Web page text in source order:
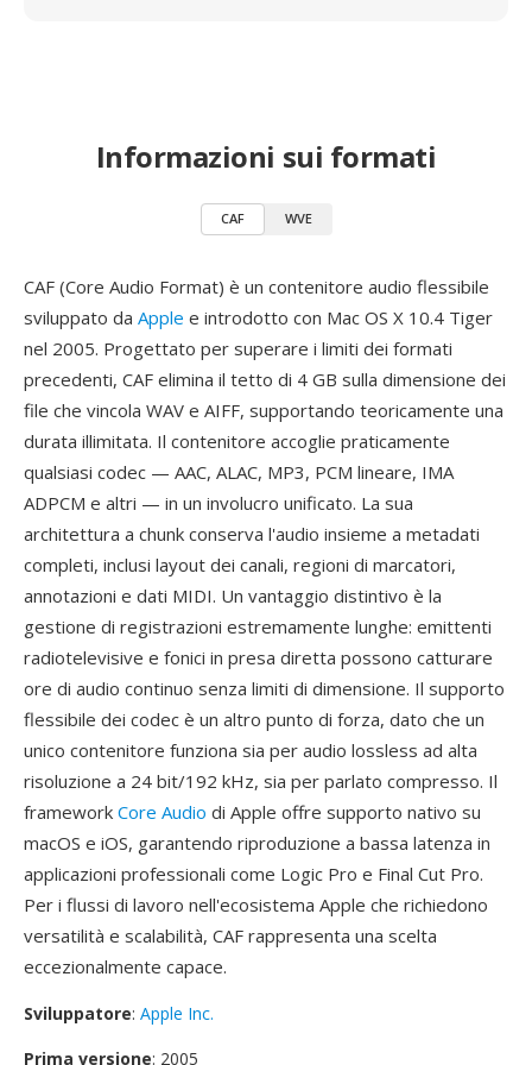
Informazioni sui formati
CAF WVE
CAF (Core Audio Format) è un contenitore audio flessibile
sviluppato da Apple e introdotto con Mac OS X 10.4 Tiger
nel 2005. Progettato per superare i limiti dei formati
precedenti, CAF elimina il tetto di 4 GB sulla dimensione dei
file che vincola WAV e AIFF, supportando teoricamente una
durata illimitata. Il contenitore accoglie praticamente
qualsiasi codec — AAC, ALAC, MP3, PCM lineare, IMA
ADPCM e altri — in un involucro unificato. La sua
architettura a chunk conserva l'audio insieme a metadati
completi, inclusi layout dei canali, regioni di marcatori,
annotazioni e dati MIDI. Un vantaggio distintivo è la
gestione di registrazioni estremamente lunghe: emittenti
radiotelevisive e fonici in presa diretta possono catturare
ore di audio continuo senza limiti di dimensione. Il supporto
flessibile dei codec è un altro punto di forza, dato che un
unico contenitore funziona sia per audio lossless ad alta
risoluzione a 24 bit/192 kHz, sia per parlato compresso. Il
framework Core Audio di Apple offre supporto nativo su
macOS e iOS, garantendo riproduzione a bassa latenza in
applicazioni professionali come Logic Pro e Final Cut Pro.
Per i flussi di lavoro nell'ecosistema Apple che richiedono
versatilità e scalabilità, CAF rappresenta una scelta
eccezionalmente capace.
Sviluppatore: Apple Inc.
Prima versione: 2005